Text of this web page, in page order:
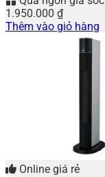
1.950.000 ₫
Thêm vào giỏ hàng
Online giá rẻ